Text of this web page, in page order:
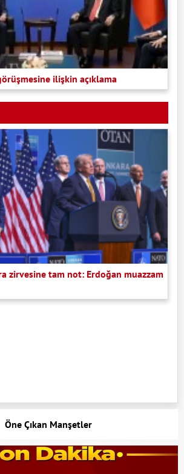
ilişkin açıklama
zirvesine tam not: Erdoğan muazzam
Öne Çıkan Manşetler